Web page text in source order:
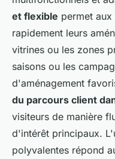
et flexible permet
rapidement leurs
vitrines ou les zones
saisons ou les
d'aménagement
du parcours client
visiteurs de manière
d'intérêt principaux.
polyvalentes répond